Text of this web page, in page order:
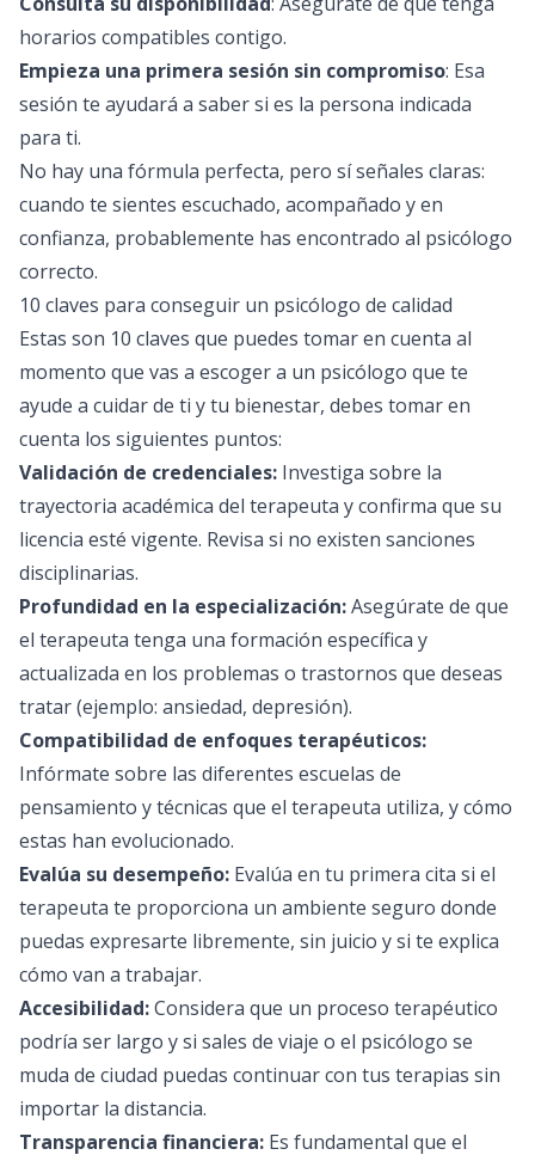
horarios compatibles contigo.
Empieza una primera sesión sin compromiso: Esa
sesión te ayudará a saber si es la persona indicada
para ti.
No hay una fórmula perfecta, pero sí señales claras:
cuando te sientes escuchado, acompañado y en
confianza, probablemente has encontrado al psicólogo
correcto.
10 claves para conseguir un psicólogo de calidad
Estas son 10 claves que puedes tomar en cuenta al
momento que vas a escoger a un psicólogo que te
ayude a cuidar de ti y tu bienestar, debes tomar en
cuenta los siguientes puntos:
Validación de credenciales: Investiga sobre la
trayectoria académica del terapeuta y confirma que su
licencia esté vigente. Revisa si no existen sanciones
disciplinarias.
Profundidad en la especialización:Asegúrate de que
el terapeuta tenga una formación específica y
actualizada en los problemas o trastornos que deseas
tratar (ejemplo: ansiedad, depresión).
Compatibilidad de enfoques terapéuticos:
Infórmate sobre las diferentes escuelas de
pensamiento y técnicas que el terapeuta utiliza, y cómo
estas han evolucionado.
Evalúa su desempeño: Evalúa en tu primera cita si el
terapeuta te proporciona un ambiente seguro donde
puedas expresarte libremente, sin juicio y si te explica
cómo van a trabajar.
Accesibilidad:Considera que un proceso terapéutico
podría ser largo y si sales de viaje o el psicólogo se
muda de ciudad puedas continuar con tus terapias sin
importar la distancia.
Transparencia financiera: Es fundamental que el